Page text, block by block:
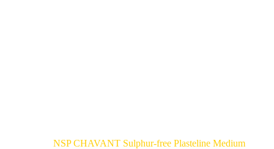
NSP CHAVANT Sulphur-free Plasteline Medium